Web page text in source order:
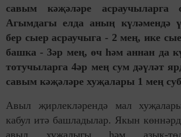
савым кәҗәләре асраучыларга
Агымдагы елда аның күләмендә
бер сыер асраучыга - 2 мең, ике
башка - 3әр мең, өч һәм аннан да
тотучыларга 4әр мең сум дәүләт
савым кәҗәләре хуҗалары 1 мең
Авыл җирлекләрендә мал
кабул итә башладылар. Якын